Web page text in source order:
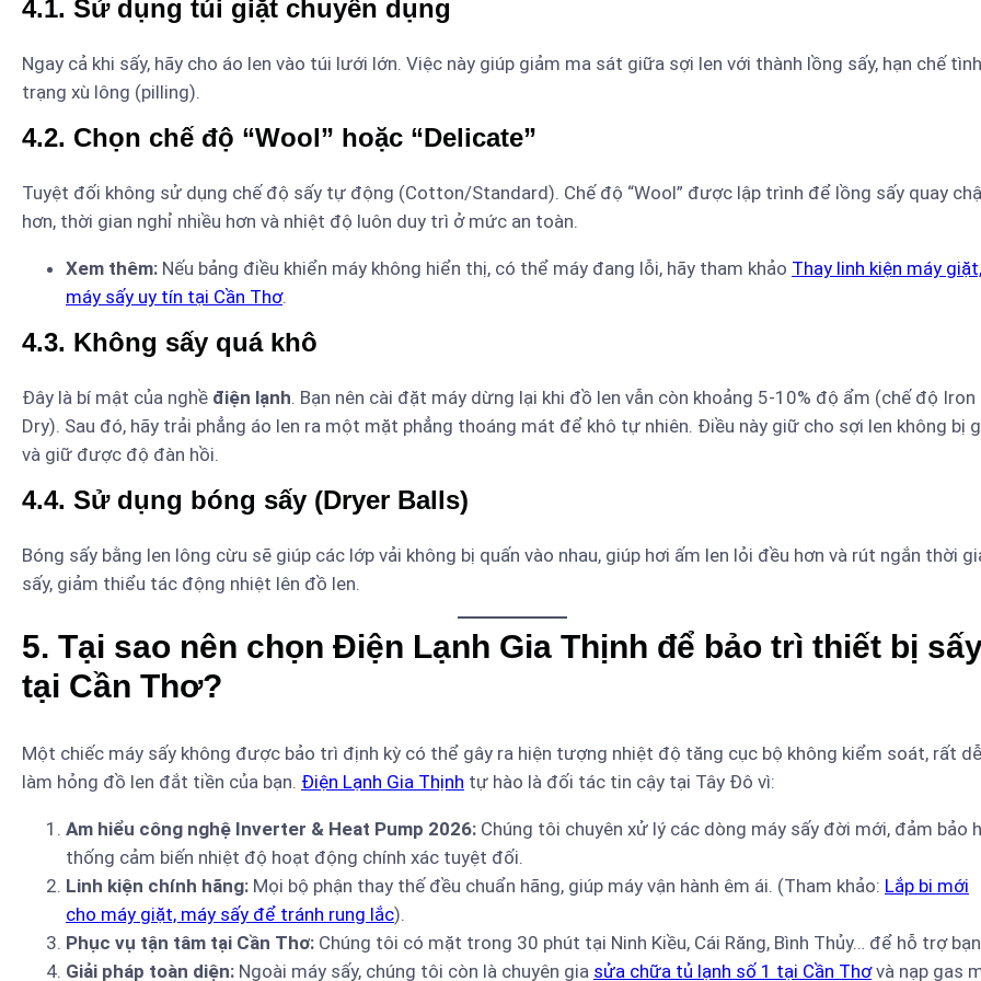
4.1. Sử dụng túi giặt chuyên dụng
Ngay cả khi sấy, hãy cho áo len vào túi lưới lớn. Việc này giúp giảm ma sát giữa sợi len với thành lồng sấy, hạn chế tình
trạng xù lông (pilling).
4.2. Chọn chế độ “Wool” hoặc “Delicate”
Tuyệt đối không sử dụng chế độ sấy tự động (Cotton/Standard). Chế độ “Wool” được lập trình để lồng sấy quay
hơn, thời gian nghỉ nhiều hơn và nhiệt độ luôn duy trì ở mức an toàn.
Xem thêm: Nếu bảng điều khiển máy không hiển thị, có thể máy đang lỗi, hãy tham khảo Thay linh kiện máy giặt,
máy sấy uy tín tại Cần Thơ.
4.3. Không sấy quá khô
Đây là bí mật của nghề điện lạnh. Bạn nên cài đặt máy dừng lại khi đồ len vẫn còn khoảng 5-10% độ ẩm (chế độ Iron
Dry). Sau đó, hãy trải phẳng áo len ra một mặt phẳng thoáng mát để khô tự nhiên. Điều này giữ cho sợi len không bị
và giữ được độ đàn hồi.
4.4. Sử dụng bóng sấy (Dryer Balls)
Bóng sấy bằng len lông cừu sẽ giúp các lớp vải không bị quấn vào nhau, giúp hơi ấm len lỏi đều hơn và rút ngắn thời
sấy, giảm thiểu tác động nhiệt lên đồ len.
5. Tại sao nên chọn Điện Lạnh Gia Thịnh để bảo trì thiết bị
tại Cần Thơ?
Một chiếc máy sấy không được bảo trì định kỳ có thể gây ra hiện tượng nhiệt độ tăng cục bộ không kiểm soát, rất dễ
làm hỏng đồ len đắt tiền của bạn. Điện Lạnh Gia Thịnh tự hào là đối tác tin cậy tại Tây Đô vì:
Am hiểu công nghệ Inverter & Heat Pump 2026: Chúng tôi chuyên xử lý các dòng máy sấy đời mới, đảm bảo
thống cảm biến nhiệt độ hoạt động chính xác tuyệt đối.
Linh kiện chính hãng: Mọi bộ phận thay thế đều chuẩn hãng, giúp máy vận hành êm ái. (Tham khảo: Lắp bi mới
cho máy giặt, máy sấy để tránh rung lắc).
Phục vụ tận tâm tại Cần Thơ: Chúng tôi có mặt trong 30 phút tại Ninh Kiều, Cái Răng, Bình Thủy… để hỗ trợ
Giải pháp toàn diện: Ngoài máy sấy, chúng tôi còn là chuyên gia sửa chữa tủ lạnh số 1 tại Cần Thơvà nạp gas